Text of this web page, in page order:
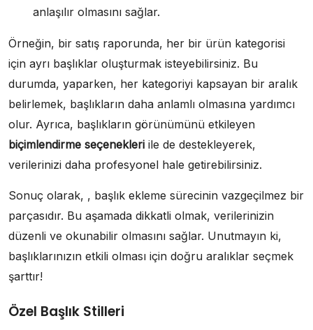
anlaşılır olmasını sağlar.
Örneğin, bir satış raporunda, her bir ürün kategorisi
için ayrı başlıklar oluşturmak isteyebilirsiniz. Bu
durumda, yaparken, her kategoriyi kapsayan bir aralık
belirlemek, başlıkların daha anlamlı olmasına yardımcı
olur. Ayrıca, başlıkların görünümünü etkileyen
biçimlendirme seçenekleri ile de destekleyerek,
verilerinizi daha profesyonel hale getirebilirsiniz.
Sonuç olarak, , başlık ekleme sürecinin vazgeçilmez bir
parçasıdır. Bu aşamada dikkatli olmak, verilerinizin
düzenli ve okunabilir olmasını sağlar. Unutmayın ki,
başlıklarınızın etkili olması için doğru aralıklar seçmek
şarttır!
Özel Başlık Stilleri